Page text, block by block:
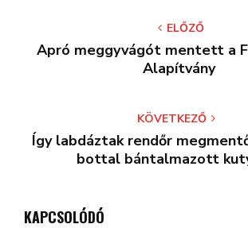
ELŐZŐ
Apró meggyvágót mentett a
Alapítvány
KÖVETKEZŐ
Így labdáztak rendőr
bottal bántalmazott
KAPCSOLÓDÓ